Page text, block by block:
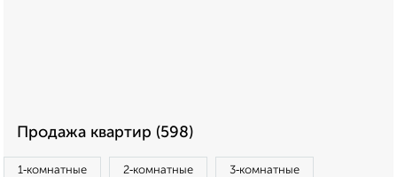
Продажа квартир (598)
1‑комнатные 2‑комнатные 3‑комнатные